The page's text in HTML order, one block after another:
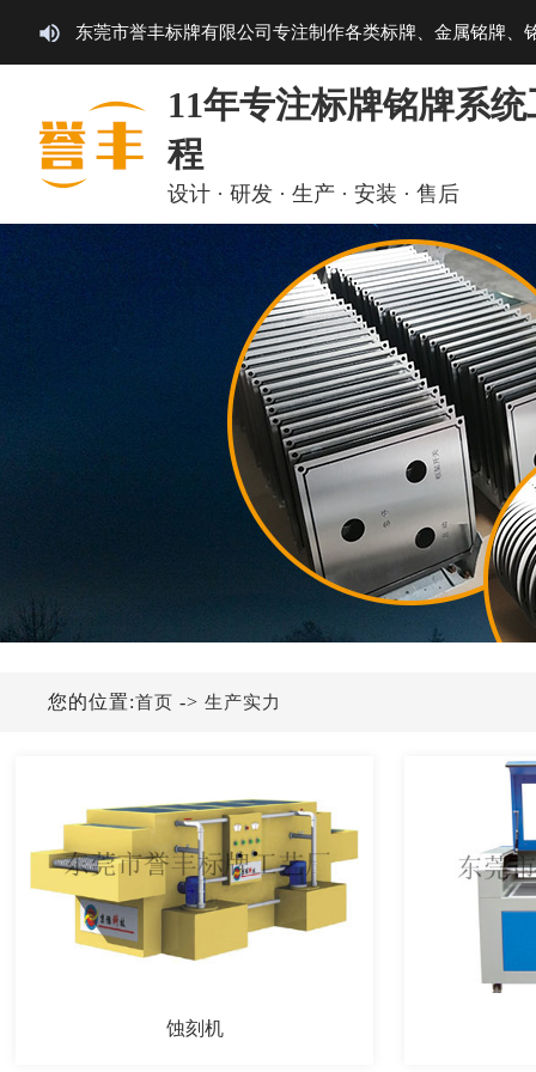
东莞市誉丰标牌有限公司专注制作各类标牌、金属铭牌、
11年专注标牌铭牌系统
程
设计 · 研发 · 生产 · 安装 · 售后
您的位置:首页 -> 生产实力
蚀刻机